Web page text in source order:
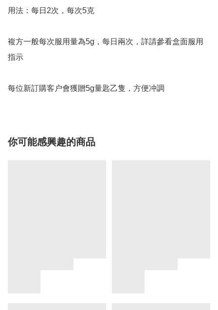
用法：每日2次，每次5克
複方一般每次服用量為5g，每日兩次，詳請參看盒面服用
指示
每位新訂購客户會獲贈5g量匙乙隻，方便冲調
你可能感興趣的商品